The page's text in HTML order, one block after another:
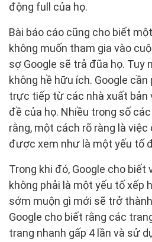
động full của họ.
Bài báo cáo cũng cho biết
không muốn tham gia vào
sợ Google sẽ trả đũa họ. Tuy
không hề hữu ích. Google
trực tiếp từ các nhà xuất bản
đề của họ. Nhiều trong số
rằng, một cách rõ ràng là việc
được xem như là một yếu tố
Trong khi đó, Google cho biết
không phải là một yếu tố xếp
sớm muộn gì mới sẽ trở
Google cho biết rằng các
trang nhanh gấp 4 lần và sử